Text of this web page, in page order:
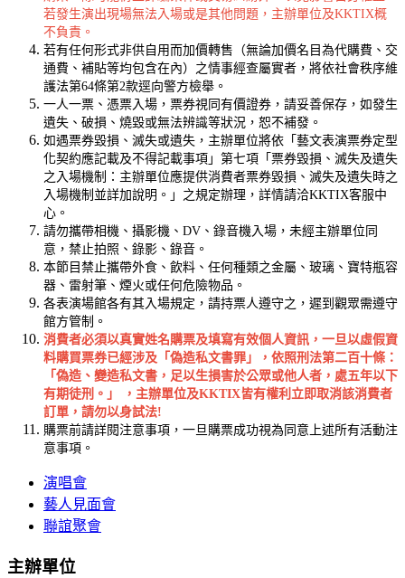
若發生演出現場無法入場或是其他問題，主辦單位及KKTIX概
不負責。
若有任何形式非供自用而加價轉售（無論加價名目為代購費、交
通費、補貼等均包含在內）之情事經查屬實者，將依社會秩序維
護法第64條第2款逕向警方檢舉。
一人一票、憑票入場，票券視同有價證券，請妥善保存，如發生
遺失、破損、燒毀或無法辨識等狀況，恕不補發。
如遇票券毀損、滅失或遺失，主辦單位將依「藝文表演票券定型
化契約應記載及不得記載事項」第七項「票券毀損、滅失及遺失
之入場機制：主辦單位應提供消費者票券毀損、滅失及遺失時之
入場機制並詳加說明。」之規定辦理，詳情請洽KKTIX客服中
心。
請勿攜帶相機、攝影機、DV、錄音機入場，未經主辦單位同
意，禁止拍照、錄影、錄音。
本節目禁止攜帶外食、飲料、任何種類之金屬、玻璃、寶特瓶容
器、雷射筆、煙火或任何危險物品。
各表演場館各有其入場規定，請持票人遵守之，遲到觀眾需遵守
館方管制。
消費者必須以真實姓名購票及填寫有效個人資訊，一旦以虛假資
料購買票券已經涉及「偽造私文書罪」，依照刑法第二百十條：
「偽造、變造私文書，足以生損害於公眾或他人者，處五年以下
有期徒刑。」 ，主辦單位及KKTIX皆有權利立即取消該消費者
訂單，請勿以身試法!
購票前請詳閱注意事項，一旦購票成功視為同意上述所有活動注
意事項。
演唱會
藝人見面會
聯誼聚會
主辦單位